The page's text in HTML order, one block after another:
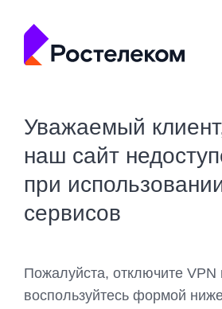
Уважаемый
наш сайт
при
сервисов
Пожалуйста, отключите VPN
воспользуйтесь формой